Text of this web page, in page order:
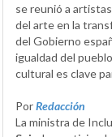
se reunió a
del arte en la
del Gobierno
igualdad del
cultural es clave
PorRedacción
La ministra de